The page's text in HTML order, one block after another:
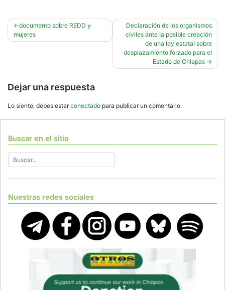
Navegación
de
documento sobre REDD y
mujeres
Declaración de los organismos
civiles ante la posible creación
de una ley estatal sobre
desplazamiento forzado para el
Estado de Chiapas
Dejar una respuesta
Lo siento, debes estarconectado para publicar un comentario.
Buscar en el sitio
Nuestras redes sociales